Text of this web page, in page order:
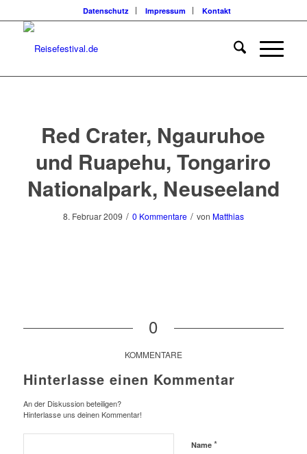
Datenschutz Impressum Kontakt
Red Crater, Ngauruhoe
und Ruapehu, Tongariro
Nationalpark, Neuseeland
8. Februar 2009 / 0 Kommentare / von Matthias
0
KOMMENTARE
Hinterlasse einen Kommentar
An der Diskussion beteiligen?
Hinterlasse uns deinen Kommentar!
Name *